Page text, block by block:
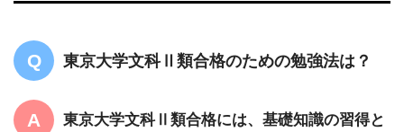
東京大学文科Ⅱ類合格のための勉強法は？
東京大学文科Ⅱ類合格には、基礎知識の習得と